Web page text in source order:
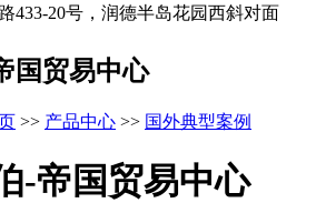
433-20号，润德半岛花园西斜对面
国贸易中心
>> 产品中心 >> 国外典型案例
-帝国贸易中心